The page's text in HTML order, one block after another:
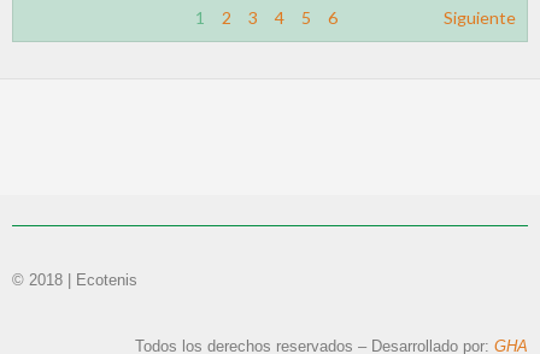
1 2 3 4 5 6 Siguiente
© 2018 | Ecotenis
Todos los derechos reservados – Desarrollado por: GHA